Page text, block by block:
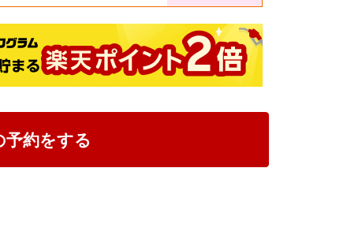
予約をする